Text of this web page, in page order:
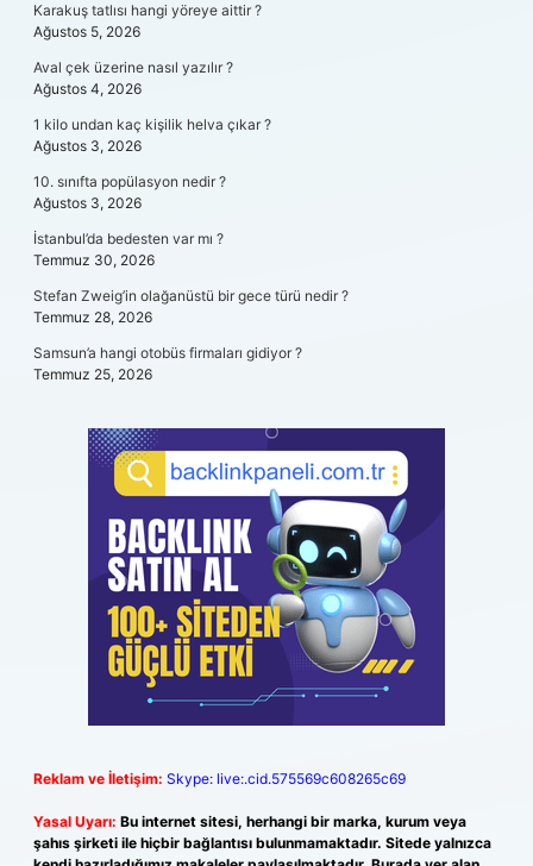
Karakuş tatlısı hangi yöreye aittir ?
Ağustos 5, 2026
Aval çek üzerine nasıl yazılır ?
Ağustos 4, 2026
1 kilo undan kaç kişilik helva çıkar ?
Ağustos 3, 2026
10. sınıfta popülasyon nedir ?
Ağustos 3, 2026
İstanbul’da bedesten var mı ?
Temmuz 30, 2026
Stefan Zweig’in olağanüstü bir gece türü nedir ?
Temmuz 28, 2026
Samsun’a hangi otobüs firmaları gidiyor ?
Temmuz 25, 2026
Reklam ve İletişim: Skype: live:.cid.575569c608265c69
Yasal Uyarı: Bu internet sitesi, herhangi bir marka, kurum veya
şahıs şirketi ile hiçbir bağlantısı bulunmamaktadır. Sitede yalnızca